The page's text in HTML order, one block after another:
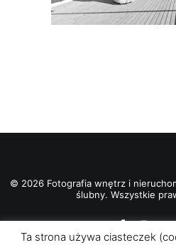
© 2026 Fotografia wnętrz i
ślubny. Wszystkie
Ta strona używa ciasteczek